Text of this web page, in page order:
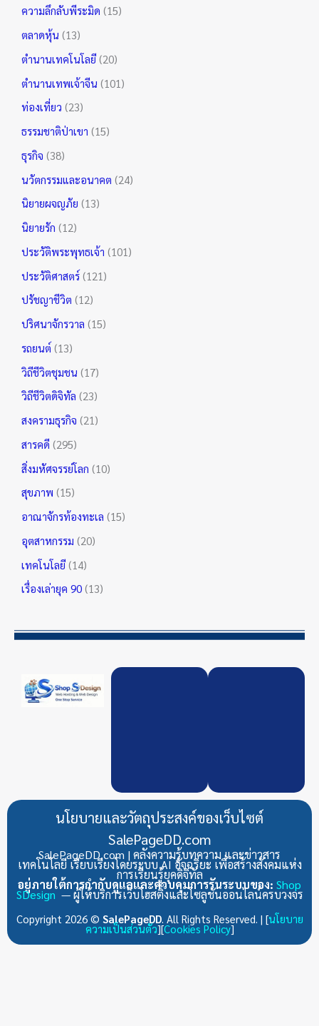
ความลึกลับพีระมิด (15)
ตลาดหุ้น (13)
ตำนานเทคโนโลยี (20)
ตำนานเทพเจ้าจีน (101)
ท่องเที่ยว (23)
ธรรมชาติป่าเขา (15)
ธุรกิจ (38)
นวัตกรรมและอนาคต (24)
นิยายผจญภัย (13)
นิยายรัก (12)
ประวัติพระพุทธเจ้า (101)
ประวัติศาสตร์ (121)
ปรัชญาชีวิต (12)
ปริศนาจักรวาล (15)
รถยนต์ (13)
วิถีชีวิตชุมชน (17)
วิถีชีวิตดิจิทัล (23)
สงครามธุรกิจ (21)
สารคดี (295)
สิ่งมหัศจรรย์โลก (10)
สุขภาพ (15)
อาณาจักรท้องทะเล (15)
อุตสาหกรรม (20)
เทคโนโลยี (14)
เรื่องเล่ายุค 90 (13)
นโยบายและวัตถุประสงค์ของเว็บไซต์
SalePageDD.com
SalePageDD.com | คลังความรู้บทความ และข่าวสาร
เทคโนโลยี เรียบเรียงโดยระบบ AI อัจฉริยะ เพื่อสร้างสังคมแห่ง
การเรียนรู้ยุคดิจิทัล
อยู่ภายใต้การกำกับดูแลและควบคุมการรันระบบของ: Shop
SDesign — ผู้ให้บริการเว็บโฮสติ้งและโซลูชันออนไลน์ครบวงจร
Copyright 2026 © SalePageDD. All Rights Reserved. | [นโยบาย
ความเป็นส่วนตัว][Cookies Policy]